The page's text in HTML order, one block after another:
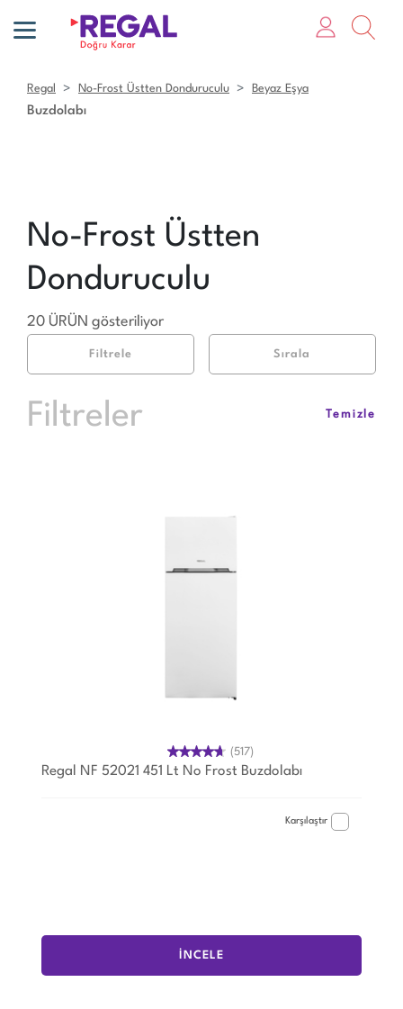
Regal No-Frost Üstten Donduruculu Beyaz Eşya
Buzdolabı
No-Frost Üstten
Donduruculu
20 ÜRÜN gösteriliyor
Filtrele Sırala
Filtreler Temizle
(517)
Regal NF 52021 451 Lt No Frost Buzdolabı
Karşılaştır
İNCELE